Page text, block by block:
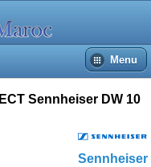
Menu
Sennheiser
Sennheiser DW 10